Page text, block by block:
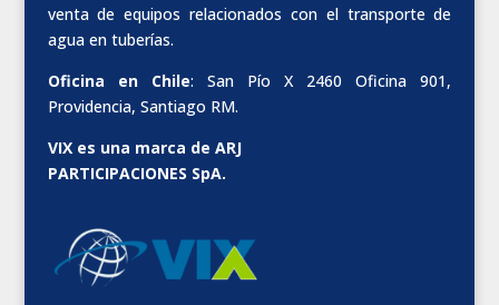
venta de equipos relacionados con el transporte de
agua en tuberías.
Oficina en Chile: San Pío X 2460 Oficina 901,
Providencia, Santiago RM.
VIX es una marca de ARJ
PARTICIPACIONES SpA.